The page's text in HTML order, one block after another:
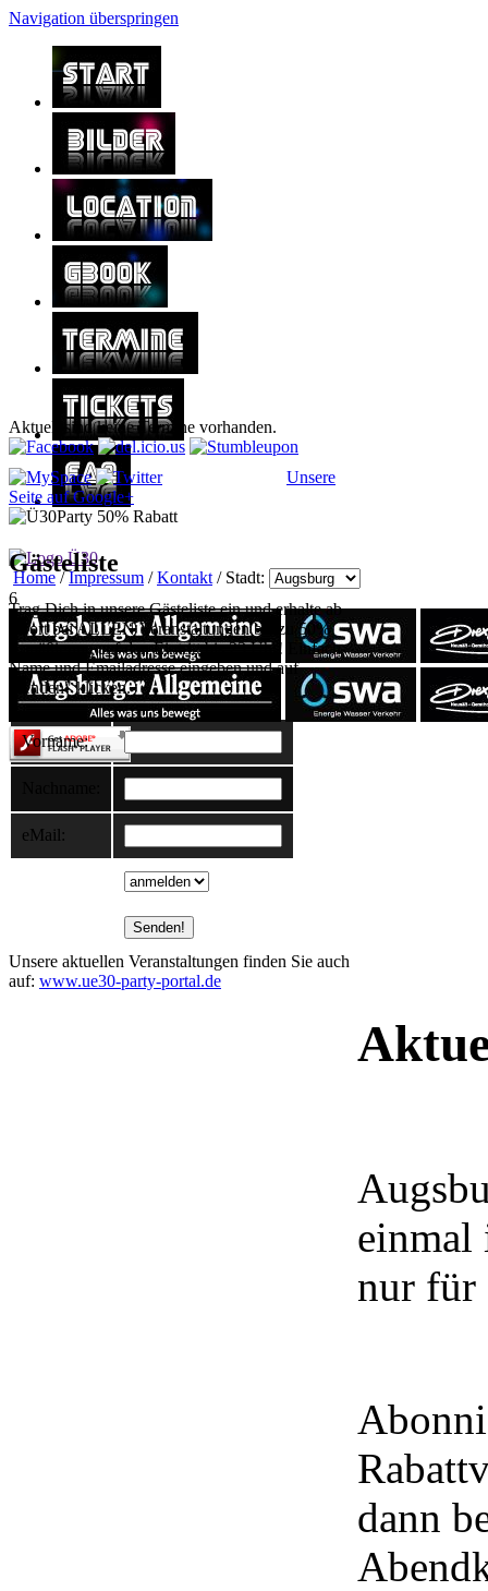
Navigation überspringen
Home/Impressum /Kontakt / Stadt:
6
Aktuell sind keine Termine vorhanden.
Unsere
Seite auf Google+
Gästeliste
Trag Dich in unsere Gästeliste ein und erhalte ab
sofort bei ALLEN Veranstaltungen bis zu 50%
Ermäßigung auf den Eintritt bis 23 Uhr! Einfach
Name und Emailadresse eingeben und auf
"senden" klicken.
Vorname:
eMail:
Unsere aktuellen Veranstaltungen finden Sie auch
auf: www.ue30-party-portal.de
nur für
dann